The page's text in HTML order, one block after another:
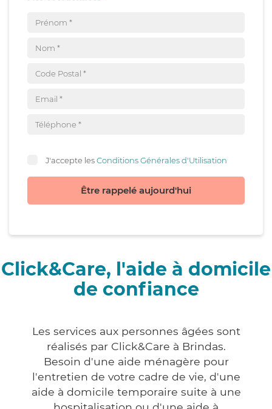
J'accepte lesConditions Générales d'Utilisation
Être rappelé aujourd'hui
Click&Care, l'aide à domicile
de confiance
Les services aux personnes âgées sont
réalisés par Click&Care à Brindas.
Besoin d'une aide ménagère pour
l'entretien de votre cadre de vie, d'une
aide à domicile temporaire suite à une